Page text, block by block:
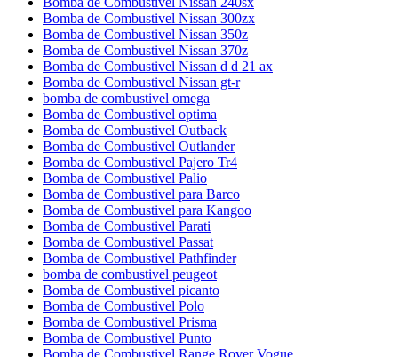
Bomba de Combustivel Nissan 300zx
Bomba de Combustivel Nissan 350z
Bomba de Combustivel Nissan 370z
Bomba de Combustivel Nissan d d 21 ax
Bomba de Combustivel Nissan gt-r
bomba de combustivel omega
Bomba de Combustivel optima
Bomba de Combustivel Outback
Bomba de Combustivel Outlander
Bomba de Combustivel Pajero Tr4
Bomba de Combustivel Palio
Bomba de Combustivel para Barco
Bomba de Combustivel para Kangoo
Bomba de Combustivel Parati
Bomba de Combustivel Passat
Bomba de Combustivel Pathfinder
bomba de combustivel peugeot
Bomba de Combustivel picanto
Bomba de Combustivel Polo
Bomba de Combustivel Prisma
Bomba de Combustivel Punto